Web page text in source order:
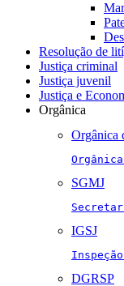
Resolução de
Justiça criminal
Justiça juvenil
Justiça e
Orgânica
Orgânica
SGMJ
IGSJ
DGRSP